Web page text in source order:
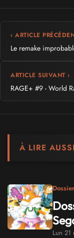
‹ ARTICLE
Le remake
ARTICLE SUIVANT ›
RAGE+ #9 - World
À LIRE AUSSI
Dossier
Lun 21